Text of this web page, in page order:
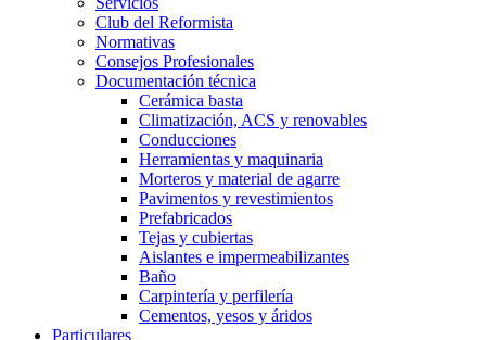
Club del Reformista
Normativas
Consejos Profesionales
Documentación técnica
Cerámica basta
Climatización, ACS y renovables
Conducciones
Herramientas y maquinaria
Morteros y material de agarre
Pavimentos y revestimientos
Prefabricados
Tejas y cubiertas
Aislantes e impermeabilizantes
Baño
Carpintería y perfilería
Cementos, yesos y áridos
Particulares